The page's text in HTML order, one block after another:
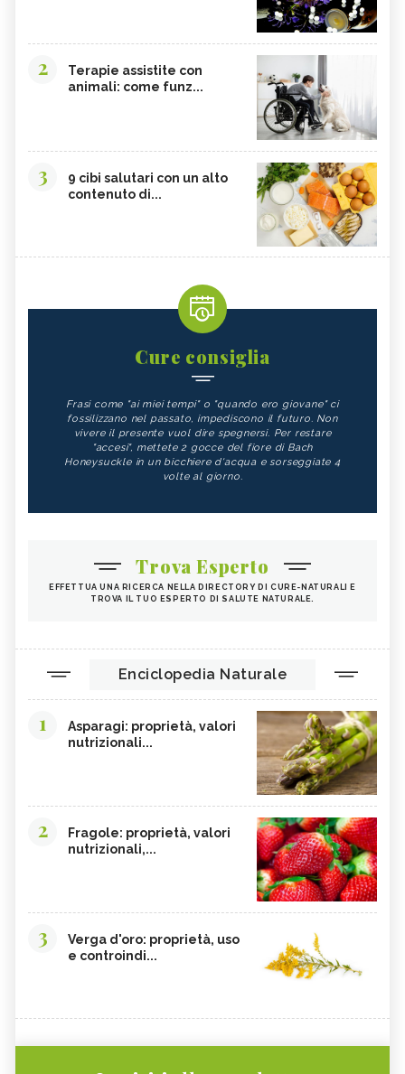
2
Terapie assistite con
animali: come funz...
3
9 cibi salutari con un alto
contenuto di...
Cure consiglia
Frasi come "ai miei tempi" o "quando ero giovane" ci
fossilizzano nel passato, impediscono il futuro. Non
vivere il presente vuol dire spegnersi. Per restare
"accesi", mettete 2 gocce del fiore di Bach
Honeysuckle in un bicchiere d'acqua e sorseggiate 4
volte al giorno.
Trova Esperto
EFFETTUA UNA RICERCA NELLA DIRECTORY DI CURE-NATURALI E
TROVA IL TUO ESPERTO DI SALUTE NATURALE.
Enciclopedia Naturale
1
Asparagi: proprietà, valori
nutrizionali...
2
Fragole: proprietà, valori
nutrizionali,...
3
Verga d'oro: proprietà, uso
e controindi...